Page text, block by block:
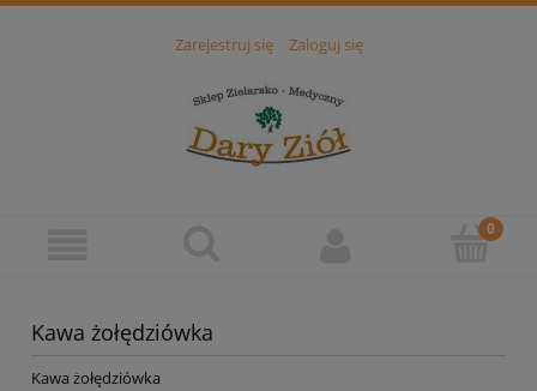
Zarejestruj się Zaloguj się
Kawa żołędziówka
Kawa żołędziówka